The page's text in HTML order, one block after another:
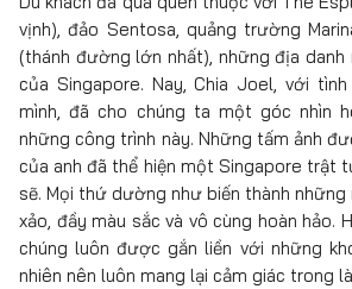
vịnh), đảo Sentosa, quảng trường
(thánh đường lớn nhất), những địa
của Singapore. Nay, Chia Joel, với
mình, đã cho chúng ta một góc nhìn
những công trình này. Những tấm ảnh
của anh đã thể hiện một Singapore trật
sẽ. Mọi thứ dường như biến thành
xảo, đầy màu sắc và vô cùng hoàn hảo.
chúng luôn được gắn liền với những
nhiên nên luôn mang lại cảm giác trong